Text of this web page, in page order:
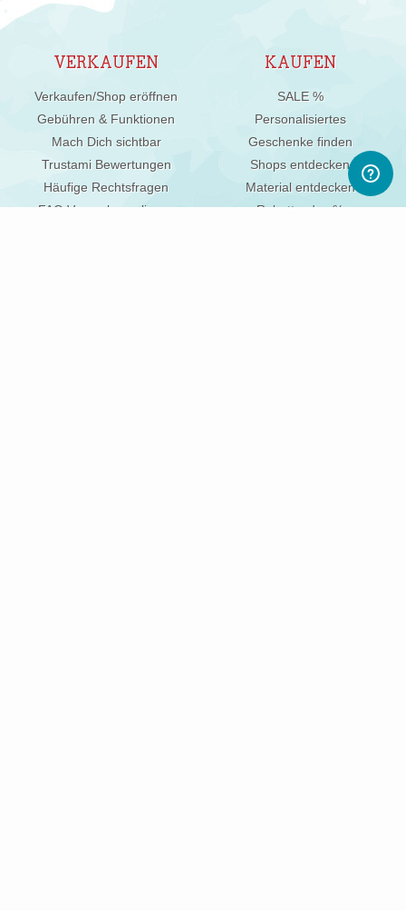
VERKAUFEN
Verkaufen/Shop eröffnen
Gebühren & Funktionen
Mach Dich sichtbar
Trustami Bewertungen
Häufige Rechtsfragen
FAQ Verpackungslizenz
KAUFEN
SALE %
Personalisiertes
Geschenke finden
Shops entdecken
Material entdecken
Rabattcodes %